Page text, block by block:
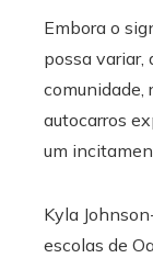
Embora o
possa variar,
comunidade,
autocarros
um
Kyla
escolas de